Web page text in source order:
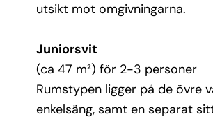
utsikt mot omgivningarna.
Juniorsvit
(ca 47 m²) för 2-3 personer
Rumstypen ligger på de övre
enkelsäng, samt en separat